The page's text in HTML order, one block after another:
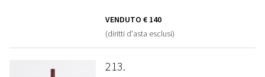
VENDUTO € 140
(diritti d'asta esclusi)
213